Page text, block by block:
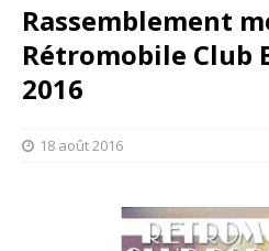
Rassemblement
Rétromobile Club
2016
18 août 2016